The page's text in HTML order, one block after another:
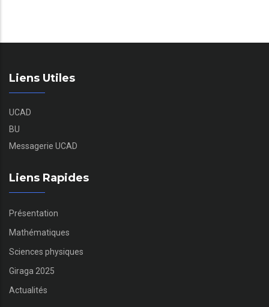
Liens Utiles
UCAD
BU
Messagerie UCAD
Liens Rapides
Présentation
Mathématiques
Sciences physiques
Giraga 2025
Actualités